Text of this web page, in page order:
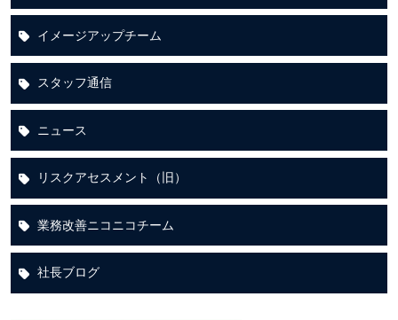
イメージアップチーム
スタッフ通信
ニュース
リスクアセスメント（旧）
業務改善ニコニコチーム
社長ブログ